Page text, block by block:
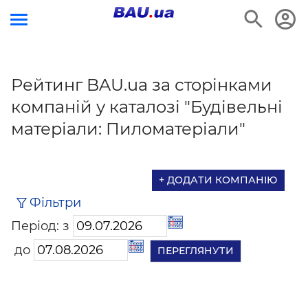
Рейтинг BAU.ua за сторінками
компаній у каталозі "Будівельні
матеріали: Пиломатеріали"
+ ДОДАТИ КОМПАНІЮ
Фільтри
Період: з
до